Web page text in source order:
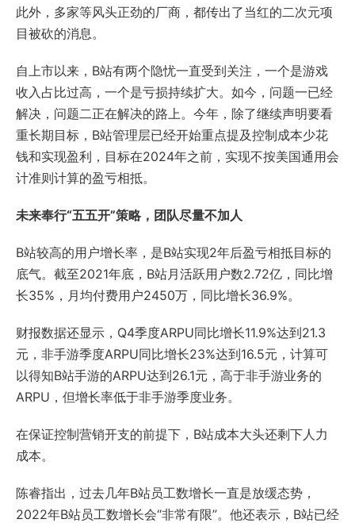
此外，多家等风头正劲的厂商，都传出了当红的二次元项
目被砍的消息。
自上市以来，B站有两个隐忧一直受到关注，一个是游戏
收入占比过高，一个是亏损持续扩大。如今，问题一已经
解决，问题二正在解决的路上。今年，除了继续声明要看
重长期目标，B站管理层已经开始重点提及控制成本少花
钱和实现盈利，目标在2024年之前，实现不按美国通用会
计准则计算的盈亏相抵。
未来奉行“五五开”策略，团队尽量不加人
B站较高的用户增长率，是B站实现2年后盈亏相抵目标的
底气。截至2021年底，B站月活跃用户数2.72亿，同比增
长35%，月均付费用户2450万，同比增长36.9%。
财报数据还显示，Q4季度ARPU同比增长11.9%达到21.3
元，非手游季度ARPU同比增长23%达到16.5元，计算可
以得知B站手游的ARPU达到26.1元，高于非手游业务的
ARPU，但增长率低于非手游季度业务。
在保证控制营销开支的前提下，B站成本大头还剩下人力
成本。
陈睿指出，过去几年B站员工数增长一直是放缓态势，
2022年B站员工数增长会“非常有限”。他还表示，B站已经